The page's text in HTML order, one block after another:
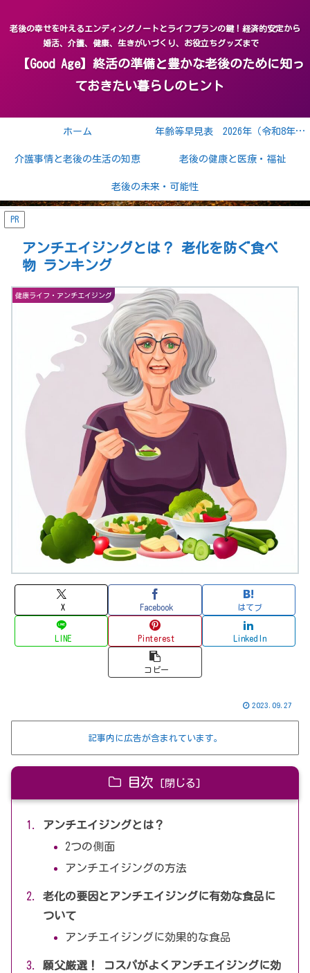
老後の幸せを叶えるエンディングノートとライフプランの鍵！経済的安定から
婚活、介護、健康、生きがいづくり、お役立ちグッズまで
【Good Age】終活の準備と豊かな老後のために知っ
ておきたい暮らしのヒント
ホーム 年齢等早見表 2026年（令和8年） 2027年（令和9年）
介護事情と老後の生活の知恵 老後の健康と医療・福祉
老後の未来・可能性
PR
アンチエイジングとは？ 老化を防ぐ食べ
物 ランキング
健康ライフ・アンチエイジング
X Facebook はてブ
LINE Pinterest LinkedIn
コピー
2023.09.27
記事内に広告が含まれています。
目次
アンチエイジングとは？
2つの側面
アンチエイジングの方法
老化の要因とアンチエイジングに有効な食品に
ついて
アンチエイジングに効果的な食品
願父厳選！ コスパがよくアンチエイジングに効